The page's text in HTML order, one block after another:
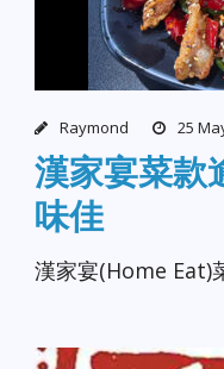
Raymond 25
漢家宴菜款
味佳
漢家宴(Home Eat)